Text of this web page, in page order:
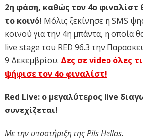
2η φάση, καθώς τον 4ο φιναλίστ
το κοινό! Μόλις ξεκίνησε η SMS
κοινού για την 4η μπάντα, η οποία
live stage του RED 96.3 την
9 Δεκεμβρίου. Δες σε video όλες
ψήφισε τον 4ο φιναλίστ!
Red Live: ο μεγαλύτερος live
συνεχίζεται!
Με την υποστήριξη της Pils Hellas.